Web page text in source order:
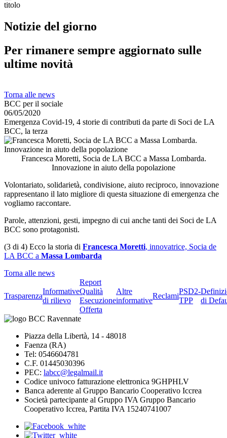
titolo
Notizie del giorno
Per rimanere sempre aggiornato sulle
ultime novità
Torna alle news
BCC per il sociale
06/05/2020
Emergenza Covid-19, 4 storie di contributi da parte di Soci de LA
BCC, la terza
Francesca Moretti, Socia de LA BCC a Massa Lombarda.
Innovazione in aiuto della popolazione
Volontariato, solidarietà, condivisione, aiuto reciproco, innovazione
rappresentano il lato migliore di questa situazione di emergenza che
vogliamo raccontare.
Parole, attenzioni, gesti, impegno di cui anche tanti dei Soci de LA
BCC sono protagonisti.
(3 di 4) Ecco la storia di Francesca Moretti, innovatrice, Socia de
LA BCC a Massa Lombarda
Torna alle news
Trasparenza
Informative
di rilievo
Report
Qualità
Esecuzione
Offerta
Altre
informative
Reclami
PSD2-
TPP
di
Piazza della Libertà, 14 - 48018
Faenza (RA)
Tel: 0546604781
C.F. 01445030396
PEC: labcc@legalmail.it
Codice univoco fatturazione elettronica 9GHPHLV
Banca aderente al Gruppo Bancario Cooperativo Iccrea
Società partecipante al Gruppo IVA Gruppo Bancario
Cooperativo Iccrea, Partita IVA 15240741007